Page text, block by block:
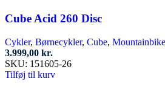
flere
Mulighederne
kan
Cube Acid 260 Disc
Cykler, Børnecykler, Cube,
3.999,00 kr.
SKU: 151605-26
Tilføj til kurv